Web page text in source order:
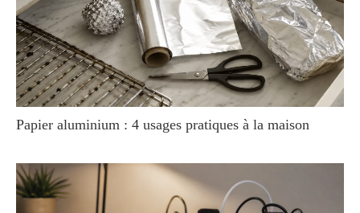
Papier aluminium : 4 usages pratiques à la maison